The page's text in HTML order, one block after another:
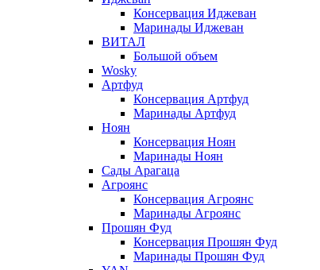
Консервация Иджеван
Маринады Иджеван
ВИТАЛ
Большой объем
Wosky
Артфуд
Консервация Артфуд
Маринады Артфуд
Ноян
Консервация Ноян
Маринады Ноян
Сады Арагаца
Агроянс
Консервация Агроянс
Маринады Агроянс
Прошян Фуд
Консервация Прошян Фуд
Маринады Прошян Фуд